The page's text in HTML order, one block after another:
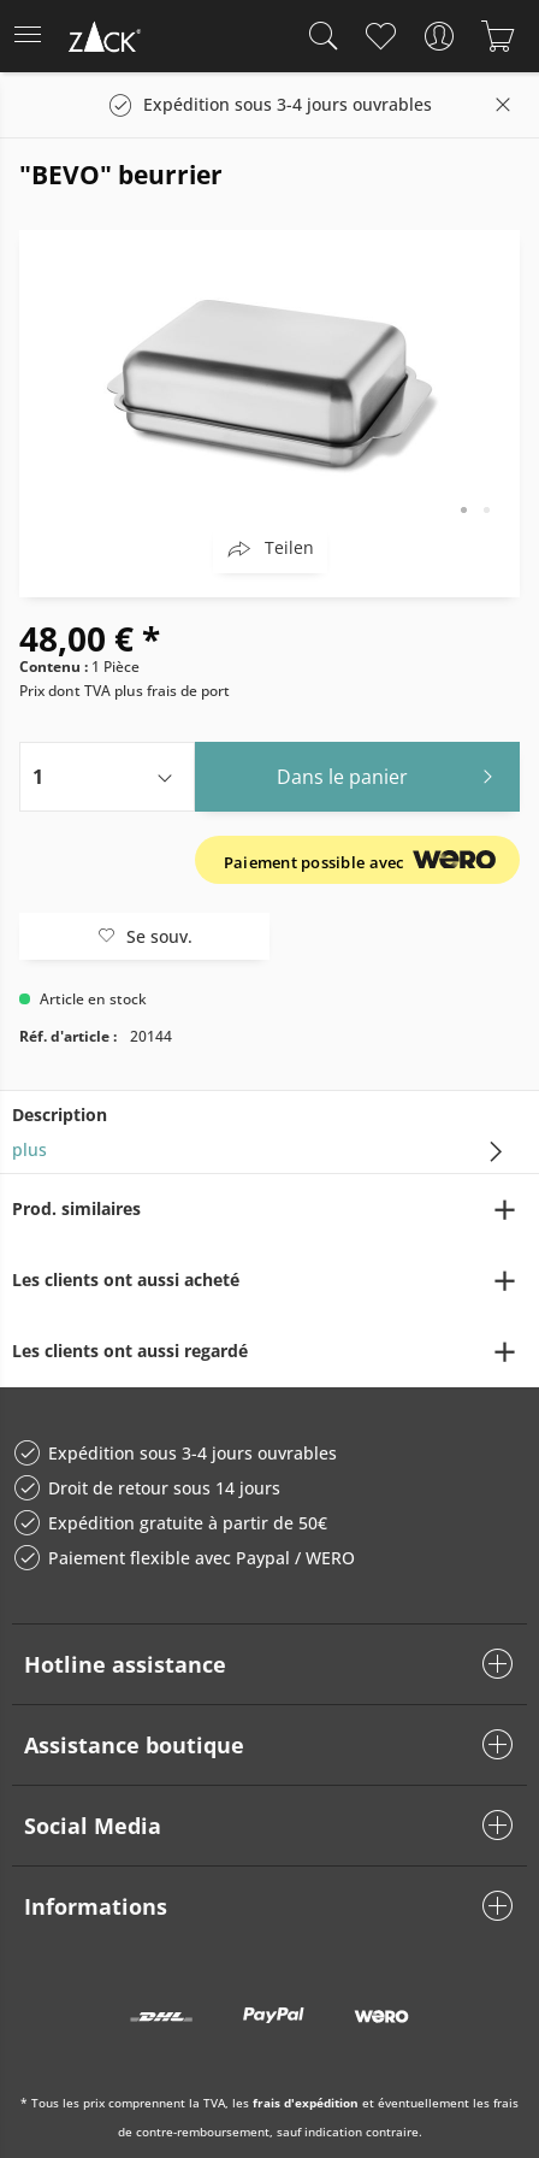
Expédition sous 3-4 jours ouvrables
"BEVO" beurrier
Teilen
48,00 € *
Contenu : 1 Pièce
Prix dont TVA plus frais de port
Dans le panier
Paiement possible avec
Se souv.
Article en stock
Réf. d'article :
20144
Description
plus
Prod. similaires
Les clients ont aussi acheté
Les clients ont aussi regardé
Expédition sous 3-4 jours ouvrables
Droit de retour sous 14 jours
Expédition gratuite à partir de 50€
Paiement flexible avec Paypal / WERO
Hotline assistance
Assistance boutique
Social Media
Informations
* Tous les prix comprennent la TVA, les frais d'expédition et éventuellement les frais
de contre-remboursement, sauf indication contraire.